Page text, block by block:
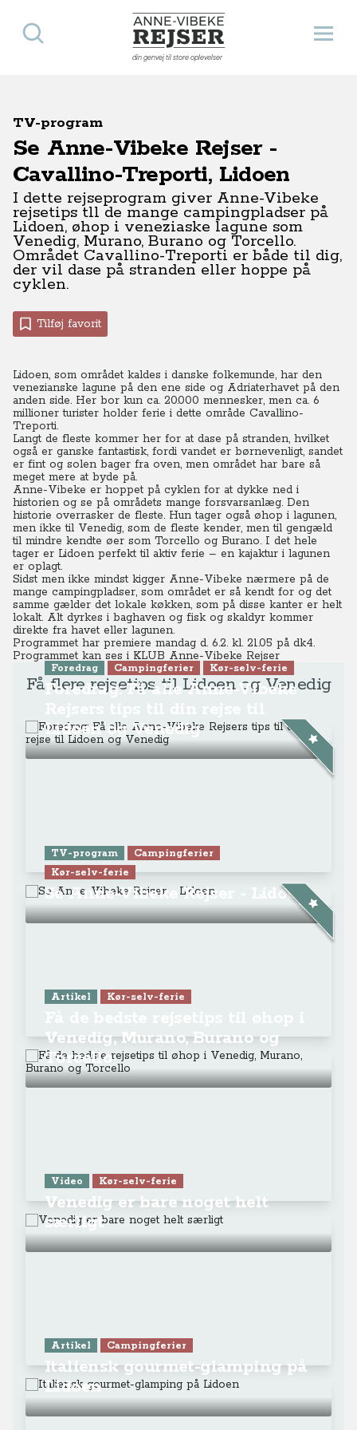
Anne-Vibeke Rejser
din genvej til store oplevelser
Åbn
Søg
TV-program
Se Anne-Vibeke Rejser -
Cavallino-Treporti, Lidoen
I dette rejseprogram giver Anne-Vibeke
rejsetips tll de mange campingpladser på
Lidoen, øhop i veneziaske lagune som
Venedig, Murano, Burano og Torcello.
Området Cavallino-Treporti er både til dig,
der vil dase på stranden eller hoppe på
cyklen.
Tilføj favorit
Lidoen, som området kaldes i danske folkemunde, har den
venezianske lagune på den ene side og Adriaterhavet på den
anden side. Her bor kun ca. 20.000 mennesker, men ca. 6
millioner turister holder ferie i dette område Cavallino-
Treporti.
Langt de fleste kommer her for at dase på stranden, hvilket
også er ganske fantastisk, fordi vandet er børnevenligt, sandet
er fint og solen bager fra oven, men området har bare så
meget mere at byde på.
Anne-Vibeke er hoppet på cyklen for at dykke ned i
historien og se på områdets mange forsvarsanlæg. Den
historie overrasker de fleste. Hun tager også øhop i lagunen,
men ikke til Venedig, som de fleste kender, men til gengæld
til mindre kendte øer som Torcello og Burano. I det hele
tager er Lidoen perfekt til aktiv ferie – en kajaktur i lagunen
er oplagt.
Sidst men ikke mindst kigger Anne-Vibeke nærmere på de
mange campingpladser, som området er så kendt for og det
samme gælder det lokale køkken, som på disse kanter er helt
lokalt. Alt dyrkes i baghaven og fisk og skaldyr kommer
direkte fra havet eller lagunen.
Programmet har premiere mandag d. 6.2. kl. 21.05 på dk4.
Programmet kan ses i KLUB Anne-Vibeke Rejser
Få flere rejsetips til Lidoen og Venedig
Foredrag Campingferier Kør-selv-ferie
Foredrag: Få alle Anne-Vibeke
Lidoen og Venedig
TV-program
Campingferier
Kør-selv-ferie
Se Anne-Vibeke Rejser - Lidoen
Artikel Kør-selv-ferie
Venedig, Murano, Burano og
Torcello
Video Kør-selv-ferie
Venedig er bare noget helt
særligt
Artikel Campingferier
Italiensk gourmet-glamping på
Lidoen